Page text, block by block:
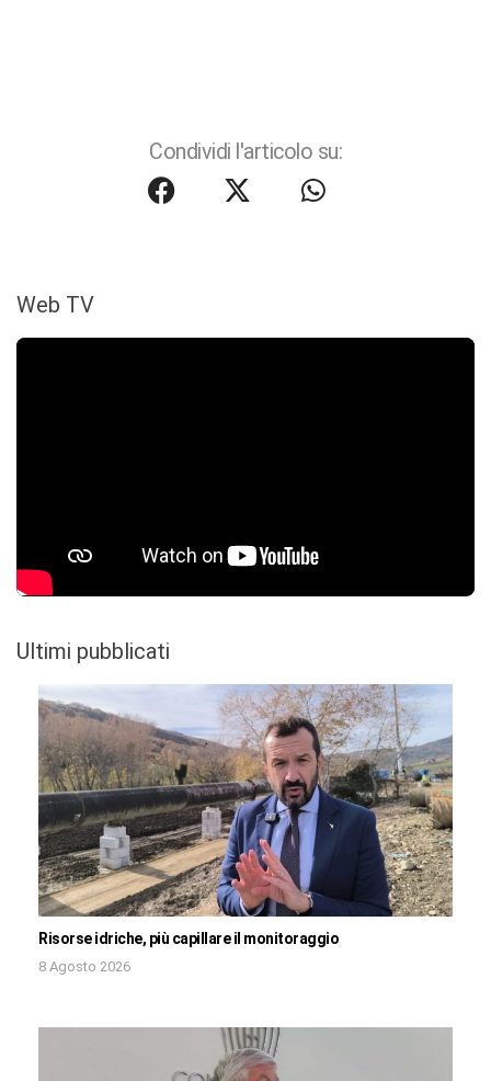
Condividi l'articolo su:
Web TV
Ultimi pubblicati
Risorse idriche, più capillare il monitoraggio
8 Agosto 2026